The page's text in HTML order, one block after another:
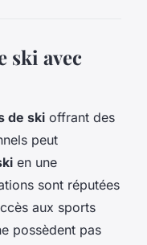
ski avec
de ski offrant des
peut
en une
sont réputées
aux sports
possèdent pas